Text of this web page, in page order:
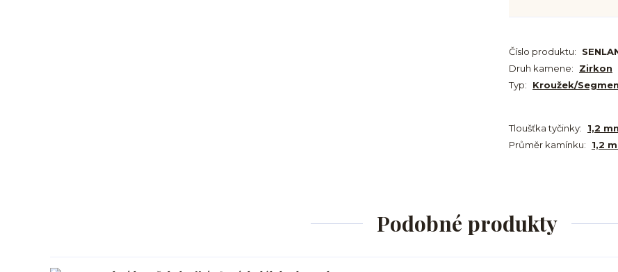
Číslo produktu:
Druh kamene:
Zirkon
Typ:
Kroužek/
Tloušťka tyčinky:
1,2
Průměr kamínku:
1,2
Podobné produkty